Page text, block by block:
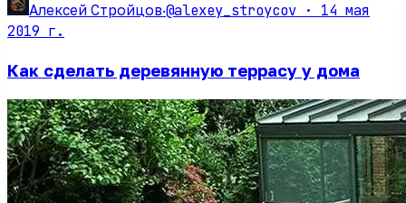
Алексей Стройцов·@alexey_stroycov · 14 мая
2019 г.
Как сделать деревянную террасу у дома